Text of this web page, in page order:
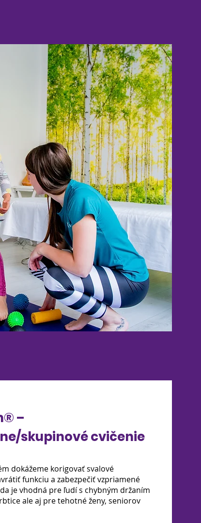
–
skupinové cvičenie
dokážeme korigovať svalové
funkciu a zabezpečiť vzpriamené
je vhodná pre ľudí s chybným držaním
ale aj pre tehotné ženy, seniorov